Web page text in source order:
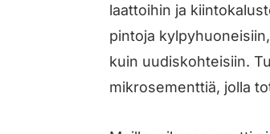
laattoihin ja
pintoja
kuin uudiskohteisiin.
mikrosementtiä, jolla